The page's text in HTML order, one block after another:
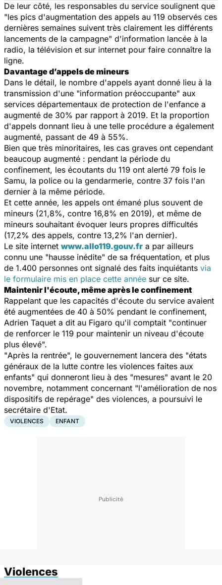
De leur côté, les responsables du service soulignent que
"les pics d'augmentation des appels au 119 observés ces
dernières semaines suivent très clairement les différents
lancements de la campagne" d'information lancée à la
radio, la télévision et sur internet pour faire connaître la
ligne.
Davantage d’appels de mineurs
Dans le détail, le nombre d'appels ayant donné lieu à la
transmission d'une "information préoccupante" aux
services départementaux de protection de l'enfance a
augmenté de 30% par rapport à 2019. Et la proportion
d'appels donnant lieu à une telle procédure a également
augmenté, passant de 49 à 55%.
Bien que très minoritaires, les cas graves ont cependant
beaucoup augmenté : pendant la période du
confinement, les écoutants du 119 ont alerté 79 fois le
Samu, la police ou la gendarmerie, contre 37 fois l'an
dernier à la même période.
Et cette année, les appels ont émané plus souvent de
mineurs (21,8%, contre 16,8% en 2019), et même de
mineurs souhaitant évoquer leurs propres difficultés
(17,2% des appels, contre 13,2% l'an dernier).
Le site internet www.allo119.gouv.fr a par ailleurs
connu une "hausse inédite" de sa fréquentation, et plus
de 1.400 personnes ont signalé des faits inquiétants via
le formulaire mis en place cette année sur ce site.
Maintenir l'écoute, même après le confinement
Rappelant que les capacités d'écoute du service avaient
été augmentées de 40 à 50% pendant le confinement,
Adrien Taquet a dit au Figaro qu'il comptait "continuer
de renforcer le 119 pour maintenir un niveau d'écoute
plus élevé".
"Après la rentrée", le gouvernement lancera des "états
généraux de la lutte contre les violences faites aux
enfants" qui donneront lieu à des "mesures" avant le 20
novembre, notamment concernant "l'amélioration de nos
dispositifs de repérage" des violences, a poursuivi le
secrétaire d'Etat.
VIOLENCES ENFANT
Violences